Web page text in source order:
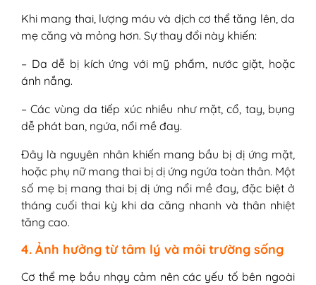
Khi mang thai, lượng máu và dịch cơ thể tăng lên, da
mẹ căng và mỏng hơn. Sự thay đổi này khiến:
– Da dễ bị kích ứng với mỹ phẩm, nước giặt, hoặc
ánh nắng.
– Các vùng da tiếp xúc nhiều như mặt, cổ, tay, bụng
dễ phát ban, ngứa, nổi mề đay.
Đây là nguyên nhân khiến mang bầu bị dị ứng mặt,
hoặc phụ nữ mang thai bị dị ứng ngứa toàn thân. Một
số mẹ bị mang thai bị dị ứng nổi mề đay, đặc biệt ở
tháng cuối thai kỳ khi da căng nhanh và thân nhiệt
tăng cao.
4. Ảnh hưởng từ tâm lý và môi trường sống
Cơ thể mẹ bầu nhạy cảm nên các yếu tố bên ngoài